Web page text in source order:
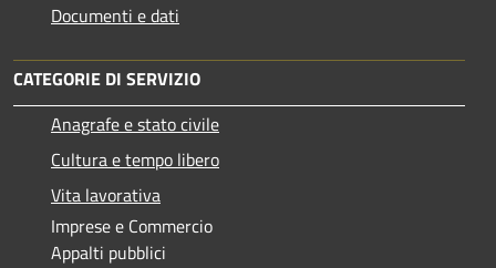
Documenti e dati
CATEGORIE DI SERVIZIO
Anagrafe e stato civile
Cultura e tempo libero
Vita lavorativa
Imprese e Commercio
Appalti pubblici